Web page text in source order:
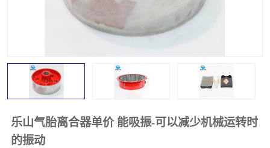
乐山气胎离合器单价 能吸振-可以减少机械运转时
的振动
联轴器